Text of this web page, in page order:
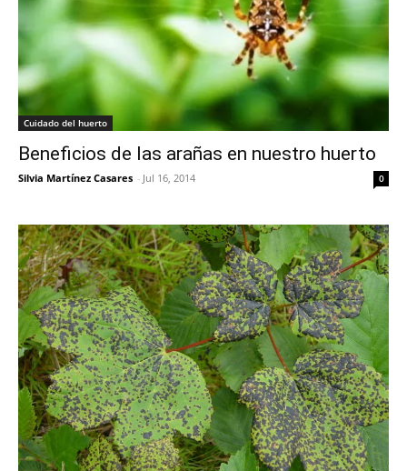
Cuidado del huerto
Beneficios de las arañas en nuestro huerto
Silvia Martínez Casares - Jul 16, 2014 0